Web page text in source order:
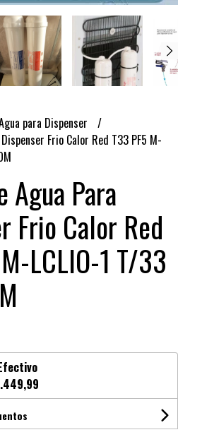
para Dispenser
Frio Calor Red T33 PF5 M-
Agua Para
Frio Calor Red
LCLIO-1 T/33